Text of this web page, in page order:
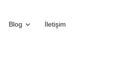
Blog İletişim